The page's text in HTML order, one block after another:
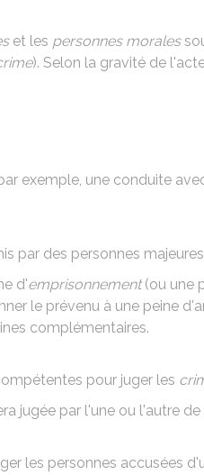
et les personnes morales
). Selon la gravité de
exemple, une conduite
par des personnes
d'emprisonnement(ou une
le prévenu à une peine
complémentaires.
pour juger les
jugée par l'une ou l'autre de
les personnes accusées